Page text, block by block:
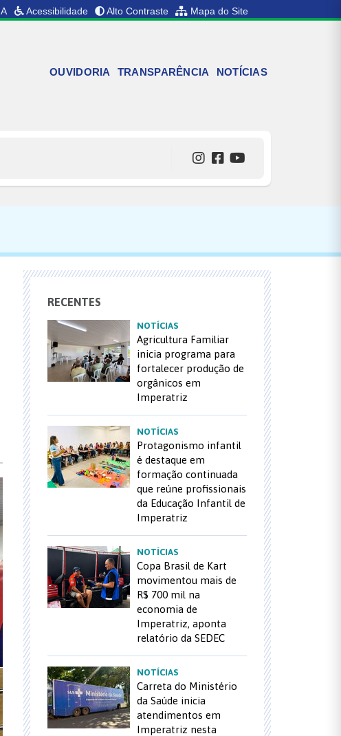
A Acessibilidade Alto Contraste Mapa do Site
OUVIDORIA TRANSPARÊNCIA NOTÍCIAS
RECENTES
NOTÍCIAS
Agricultura Familiar
inicia programa para
fortalecer produção de
orgânicos em
Imperatriz
NOTÍCIAS
Protagonismo infantil
é destaque em
formação continuada
que reúne profissionais
da Educação Infantil de
Imperatriz
NOTÍCIAS
Copa Brasil de Kart
movimentou mais de
R$ 700 mil na
economia de
Imperatriz, aponta
relatório da SEDEC
NOTÍCIAS
Carreta do Ministério
da Saúde inicia
atendimentos em
Imperatriz nesta